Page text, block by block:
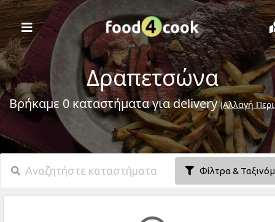
Δραπετσώνα
Βρήκαμε 0 καταστήματα για delivery(Αλλαγή
Φίλτρα &